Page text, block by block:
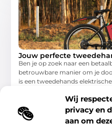
Wij
privacy en
aan om
Jouw perfecte
Ben je op zoek naar een
betrouwbare manier om je
is een tweedehands
Aanbiedingen